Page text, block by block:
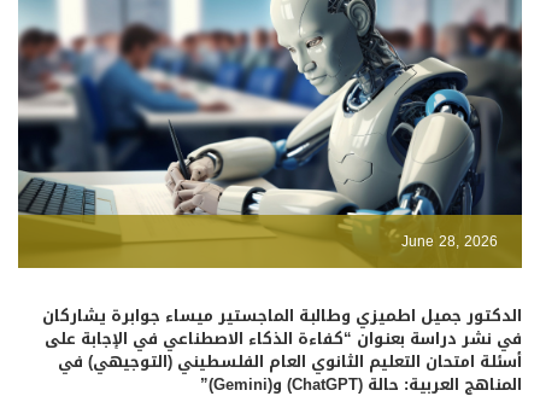
June 28, 2026
الدكتور جميل اطميزي وطالبة الماجستير ميساء جوابرة يشاركان
في نشر دراسة بعنوان “كفاءة الذكاء الاصطناعي في الإجابة على
أسئلة امتحان التعليم الثانوي العام الفلسطيني (التوجيهي) في
المناهج العربية: حالة (ChatGPT) و(Gemini)”